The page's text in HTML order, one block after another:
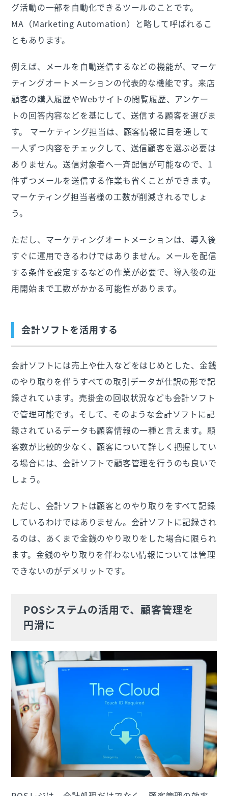
グ活動の一部を自動化できるツールのことです。
MA（Marketing Automation）と略して呼ばれるこ
ともあります。
例えば、メールを自動送信するなどの機能が、マーケ
ティングオートメーションの代表的な機能です。来店
顧客の購入履歴やWebサイトの閲覧履歴、アンケー
トの回答内容などを基にして、送信する顧客を選びま
す。 マーケティング担当は、顧客情報に目を通して
一人ずつ内容をチェックして、送信顧客を選ぶ必要は
ありません。送信対象者へ一斉配信が可能なので、1
件ずつメールを送信する作業も省くことができます。
マーケティング担当者様の工数が削減されるでしょ
う。
ただし、マーケティングオートメーションは、導入後
すぐに運用できるわけではありません。メールを配信
する条件を設定するなどの作業が必要で、導入後の運
用開始まで工数がかかる可能性があります。
会計ソフトを活用する
会計ソフトには売上や仕入などをはじめとした、金銭
のやり取りを伴うすべての取引データが仕訳の形で記
録されています。売掛金の回収状況なども会計ソフト
で管理可能です。そして、そのような会計ソフトに記
録されているデータも顧客情報の一種と言えます。顧
客数が比較的少なく、顧客について詳しく把握してい
る場合には、会計ソフトで顧客管理を行うのも良いで
しょう。
ただし、会計ソフトは顧客とのやり取りをすべて記録
しているわけではありません。会計ソフトに記録され
るのは、あくまで金銭のやり取りをした場合に限られ
ます。金銭のやり取りを伴わない情報については管理
できないのがデメリットです。
POSシステムの活用で、顧客管理を
円滑に